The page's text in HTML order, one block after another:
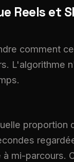
Reels et
comment
L'algorithme
proportion
mi-parcours.